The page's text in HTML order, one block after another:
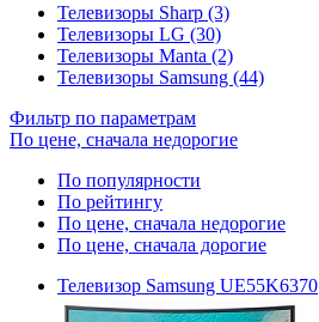
Телевизоры Sharp (3)
Телевизоры LG (30)
Телевизоры Manta (2)
Телевизоры Samsung (44)
Фильтр по параметрам
По цене, сначала недорогие
По популярности
По рейтингу
По цене, сначала недорогие
По цене, сначала дорогие
Телевизор Samsung UE55K6370